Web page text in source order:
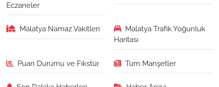
Eczaneler
Malatya Namaz Vakitleri
Malatya Trafik Yoğunluk
Haritası
Puan Durumu ve Fikstür Tüm Manşetler